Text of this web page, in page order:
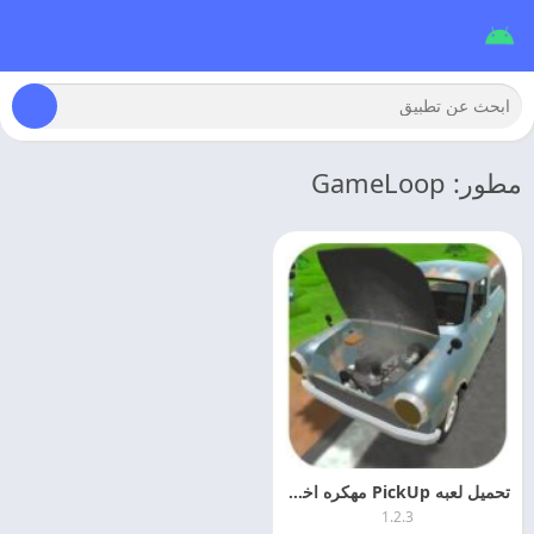
مطور: GameLoop
تحميل لعبه PickUp مهكره اخر اصدار مجانا
1.2.3